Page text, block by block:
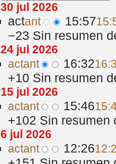
30 jul 2026
actant 15:57
−23 Sin resumen
24 jul 2026
actant 16:32
+10 Sin resumen
15 jul 2026
actant 15:46
+102 Sin resumen
6 jul 2026
actant 12:26